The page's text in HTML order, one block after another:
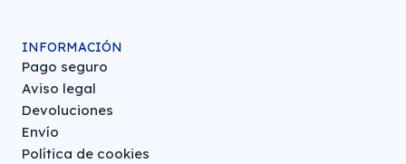
INFORMACIÓN
Pago seguro
Aviso legal
Devoluciones
Envío
Política de cookies